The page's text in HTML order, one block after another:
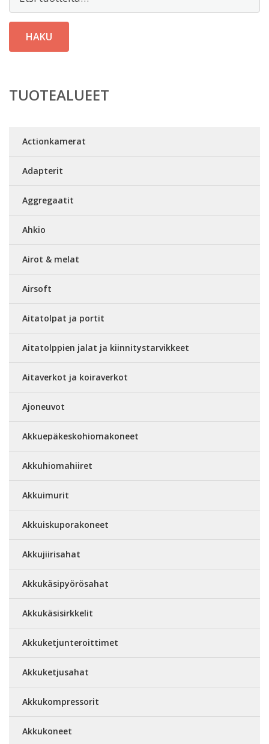
HAKU
TUOTEALUEET
Actionkamerat
Adapterit
Aggregaatit
Ahkio
Airot & melat
Airsoft
Aitatolpat ja portit
Aitatolppien jalat ja kiinnitystarvikkeet
Aitaverkot ja koiraverkot
Ajoneuvot
Akkuepäkeskohiomakoneet
Akkuhiomahiiret
Akkuimurit
Akkuiskuporakoneet
Akkujiirisahat
Akkukäsipyörösahat
Akkukäsisirkkelit
Akkuketjunteroittimet
Akkuketjusahat
Akkukompressorit
Akkukoneet